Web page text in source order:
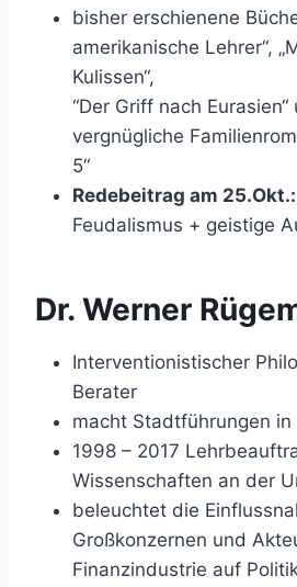
bisher erschienene
amerikanische Lehrer“,
Kulissen“,
“Der Griff nach
vergnügliche
5“
Redebeitrag am 25.Okt.:
Feudalismus + geistige
Dr. Werner
Interventionistischer
Berater
macht Stadtführungen in
1998 – 2017
Wissenschaften an der
beleuchtet die
Großkonzernen und
Finanzindustrie auf